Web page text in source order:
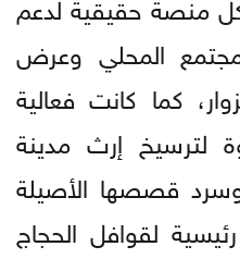
المحلي وعرض
كما كانت فعالية
لترسيخ إرث مدينة
وسرد قصصها الأصيلة
لقوافل الحجاج